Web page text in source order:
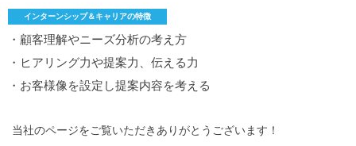
インターンシップ＆キャリアの特徴
・顧客理解やニーズ分析の考え方
・ヒアリング力や提案力、伝える力
・お客様像を設定し提案内容を考える
当社のページをご覧いただきありがとうございます！